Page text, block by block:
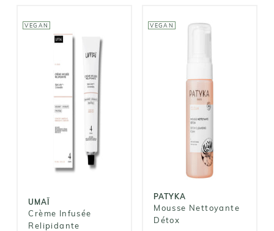
VEGAN
UMAÏ
Crème Infusée
Relipidante
Crème Infusée
Relipidante
34,90€
VEGAN
PATYKA
Mousse Nettoyante
Détox
PATYKA
Mousse
Nettoyante
Détox
15,90€